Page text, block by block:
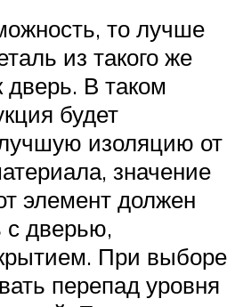
то лучше
из такого же
дверь. В таком
будет
изоляцию от
значение
элемент должен
с дверью,
При выборе
перепад уровня